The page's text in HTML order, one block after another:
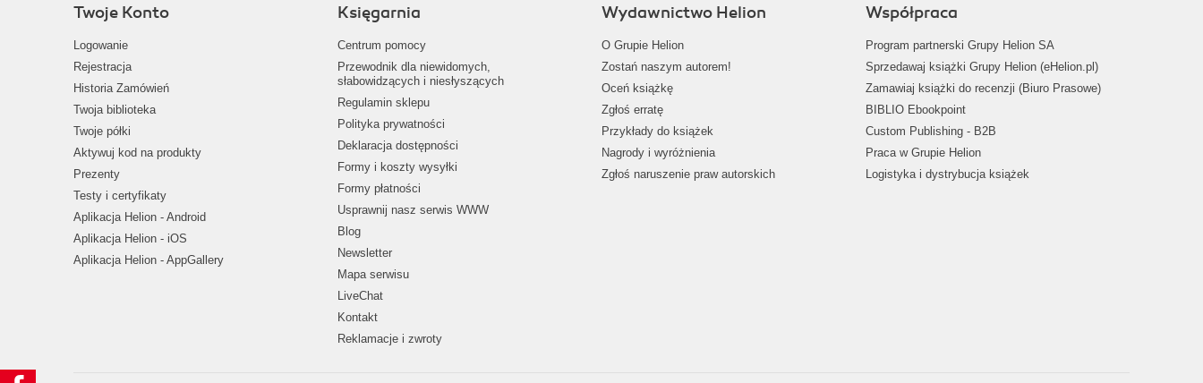
Twoje Konto
Logowanie
Rejestracja
Historia Zamówień
Twoja biblioteka
Twoje półki
Aktywuj kod na produkty
Prezenty
Testy i certyfikaty
Aplikacja Helion - Android
Aplikacja Helion - iOS
Aplikacja Helion - AppGallery
Księgarnia
Centrum pomocy
Przewodnik dla niewidomych,
słabowidzących i niesłyszących
Regulamin sklepu
Polityka prywatności
Deklaracja dostępności
Formy i koszty wysyłki
Formy płatności
Usprawnij nasz serwis WWW
Blog
Newsletter
Mapa serwisu
LiveChat
Kontakt
Reklamacje i zwroty
Wydawnictwo Helion
O Grupie Helion
Zostań naszym autorem!
Oceń książkę
Zgłoś erratę
Przykłady do książek
Nagrody i wyróżnienia
Zgłoś naruszenie praw autorskich
Współpraca
Program partnerski Grupy Helion SA
Sprzedawaj książki Grupy Helion (eHelion.pl)
Zamawiaj książki do recenzji (Biuro Prasowe)
BIBLIO Ebookpoint
Custom Publishing - B2B
Praca w Grupie Helion
Logistyka i dystrybucja książek